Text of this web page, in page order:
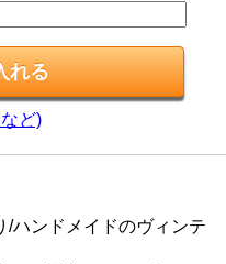
ど)
/ハンドメイドのヴィンテ